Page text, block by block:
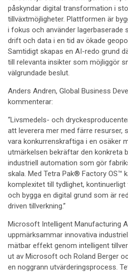
påskyndar digital transformation i
tillväxtmöjligheter. Plattformen är
i fokus och använder lagerbaserade
drift och data i en tid av ökade
Samtidigt skapas en AI-redo grund
till relevanta insikter som möjliggör
välgrundade beslut.
Anders Andren, Global Business
kommenterar:
“Livsmedels- och
att leverera mer med färre resurser,
vara konkurrenskraftiga i en osäker
utmärkelsen bekräftar den konkreta
industriell automation som gör
skala. Med Tetra Pak® Factory OS™
komplexitet till tydlighet,
och bygga en digital grund som är
driven tillverkning.”
Microsoft Intelligent Manufacturing
uppmärksammar innovativa
mätbar effekt genom intelligent
ut av Microsoft och Roland Berger
en noggrann utvärderingsprocess.